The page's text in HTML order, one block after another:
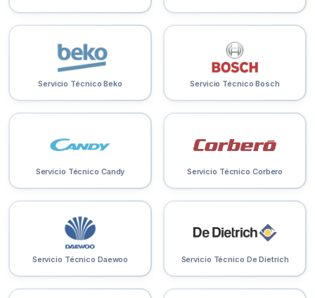
Servicio Técnico Beko Servicio Técnico Bosch
Servicio Técnico Candy Servicio Técnico Corbero
Servicio Técnico Daewoo Servicio Técnico De Dietrich